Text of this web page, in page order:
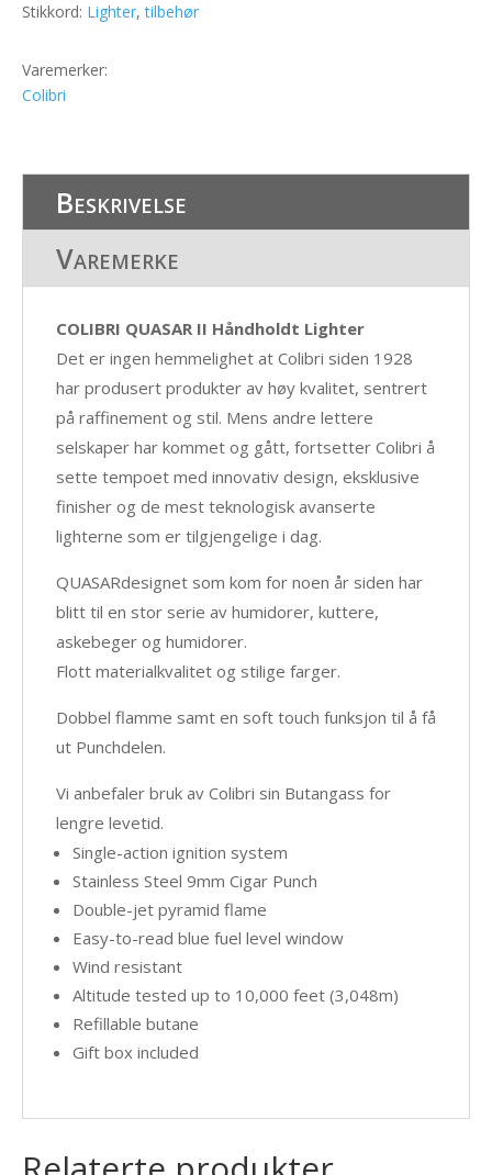
Stikkord: Lighter,tilbehør
Varemerker:
Colibri
Beskrivelse
Varemerke
COLIBRI QUASAR II Håndholdt Lighter
Det er ingen hemmelighet at Colibri siden 1928
har produsert produkter av høy kvalitet, sentrert
på raffinement og stil. Mens andre lettere
selskaper har kommet og gått, fortsetter Colibri å
sette tempoet med innovativ design, eksklusive
finisher og de mest teknologisk avanserte
lighterne som er tilgjengelige i dag.
QUASARdesignet som kom for noen år siden har
blitt til en stor serie av humidorer, kuttere,
askebeger og humidorer.
Flott materialkvalitet og stilige farger.
Dobbel flamme samt en soft touch funksjon til å få
ut Punchdelen.
Vi anbefaler bruk av Colibri sin Butangass for
lengre levetid.
Single-action ignition system
Stainless Steel 9mm Cigar Punch
Double-jet pyramid flame
Easy-to-read blue fuel level window
Wind resistant
Altitude tested up to 10,000 feet (3,048m)
Refillable butane
Gift box included